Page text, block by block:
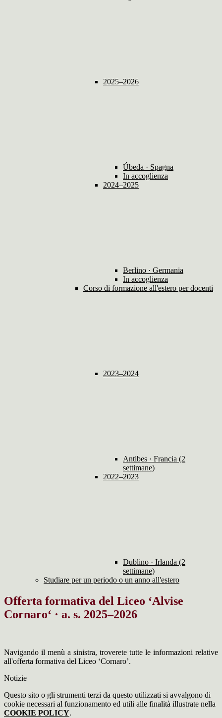
2025–2026
Úbeda · Spagna
In accoglienza
2024–2025
Berlino · Germania
In accoglienza
Corso di formazione all'estero per docenti
2023–2024
Antibes · Francia (2
settimane)
2022–2023
Dublino · Irlanda (2
settimane)
Studiare per un periodo o un anno all'estero
Offerta formativa del Liceo ‘Alvise
Cornaro‘ · a. s. 2025–2026
Navigando il menù a sinistra, troverete tutte le informazioni relative
all'offerta formativa del Liceo ‘Cornaro’.
Notizie
Questo sito o gli strumenti terzi da questo utilizzati si avvalgono di
cookie necessari al funzionamento ed utili alle finalità illustrate nella
COOKIE POLICY.